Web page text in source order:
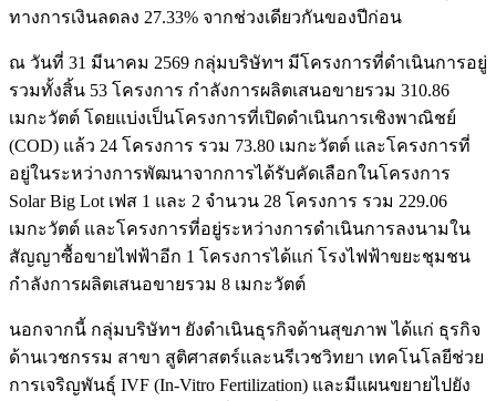
ทางการเงินลดลง 27.33% จากช่วงเดียวกันของปีก่อน
ณ วันที่ 31 มีนาคม 2569 กลุ่มบริษัทฯ มีโครงการที่ดำเนินการอยู่
รวมทั้งสิ้น 53 โครงการ กำลังการผลิตเสนอขายรวม 310.86
เมกะวัตต์ โดยแบ่งเป็นโครงการที่เปิดดำเนินการเชิงพาณิชย์
(COD) แล้ว 24 โครงการ รวม 73.80 เมกะวัตต์ และโครงการที่
อยู่ในระหว่างการพัฒนาจากการได้รับคัดเลือกในโครงการ
Solar Big Lot เฟส 1 และ 2 จำนวน 28 โครงการ รวม 229.06
เมกะวัตต์ และโครงการที่อยู่ระหว่างการดำเนินการลงนามใน
สัญญาซื้อขายไฟฟ้าอีก 1 โครงการได้แก่ โรงไฟฟ้าขยะชุมชน
กำลังการผลิตเสนอขายรวม 8 เมกะวัตต์
นอกจากนี้ กลุ่มบริษัทฯ ยังดำเนินธุรกิจด้านสุขภาพ ได้แก่ ธุรกิจ
ด้านเวชกรรม สาขา สูติศาสตร์และนรีเวชวิทยา เทคโนโลยีช่วย
การเจริญพันธุ์ IVF (In-Vitro Fertilization) และมีแผนขยายไปยัง